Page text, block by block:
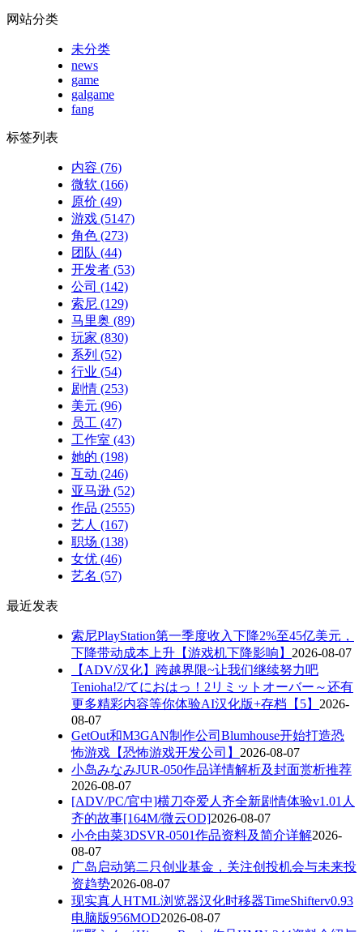
网站分类
未分类
news
game
galgame
fang
标签列表
内容 (76)
微软 (166)
原价 (49)
游戏 (5147)
角色 (273)
团队 (44)
开发者 (53)
公司 (142)
索尼 (129)
马里奥 (89)
玩家 (830)
系列 (52)
行业 (54)
剧情 (253)
美元 (96)
员工 (47)
工作室 (43)
她的 (198)
互动 (246)
亚马逊 (52)
作品 (2555)
艺人 (167)
职场 (138)
女优 (46)
艺名 (57)
最近发表
索尼PlayStation第一季度收入下降2%至45亿美元，
下降带动成本上升【游戏机下降影响】 2026-08-07
【ADV/汉化】跨越界限~让我们继续努力吧
Tenioha!2/てにおはっ！2リミットオーバー～还有
更多精彩内容等你体验AI汉化版+存档【5】 2026-
08-07
GetOut和M3GAN制作公司Blumhouse开始打造恐
怖游戏【恐怖游戏开发公司】 2026-08-07
小岛みなみJUR-050作品详情解析及封面赏析推荐
2026-08-07
[ADV/PC/官中]横刀夺爱人齐全新剧情体验v1.01人
齐的故事[164M/微云OD]2026-08-07
小仓由菜3DSVR-0501作品资料及简介详解2026-
08-07
广岛启动第二只创业基金，关注创投机会与未来投
资趋势2026-08-07
现实真人HTML浏览器汉化时移器TimeShifterv0.93
电脑版956MOD2026-08-07